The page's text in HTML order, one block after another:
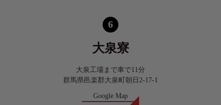
6
大泉寮
大泉工場まで車で11分
群馬県邑楽郡大泉町朝日2-17-1
Google Map